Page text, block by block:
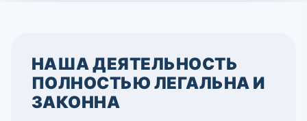
НАША ДЕЯТЕЛЬНОСТЬ
ПОЛНОСТЬЮ ЛЕГАЛЬНА И
ЗАКОННА